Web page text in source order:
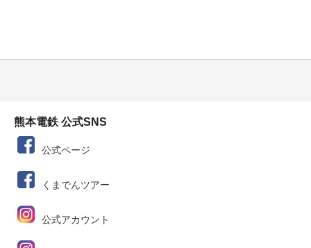
熊本電鉄 公式SNS
公式ページ
くまでんツアー
公式アカウント